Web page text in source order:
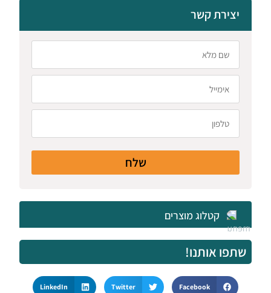
יצירת קשר
שלח
קטלוג מוצרים
שתפו אותנו!
Facebook
Twitter
LinkedIn